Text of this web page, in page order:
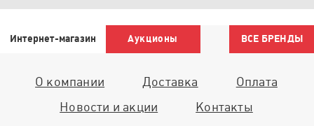
Интернет-магазин Аукционы ВСЕ БРЕНДЫ
О компании Доставка
Оплата
Новости и акции
Контакты